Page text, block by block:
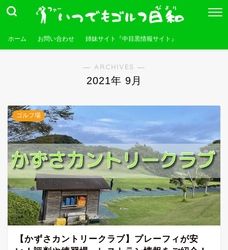
ホーム お問い合わせ 姉妹サイト『中目黒情報サイト』
― ARCHIVES ―
2021年 9月
ゴルフ場
【かずさカントリークラブ】プレーフィが安